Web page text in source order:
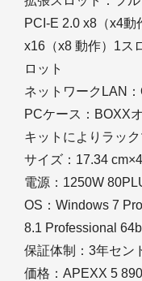
PCI-E 2.0 x8（x4
x16（x8 動作）1ス
ロット
ネットワークLAN
PCケース：BOXX
キットによりラッ
サイズ：17.34
電源：1250W
OS：Windows 7
8.1 Professional
保証体制：3年セン
価格：APEXX 5